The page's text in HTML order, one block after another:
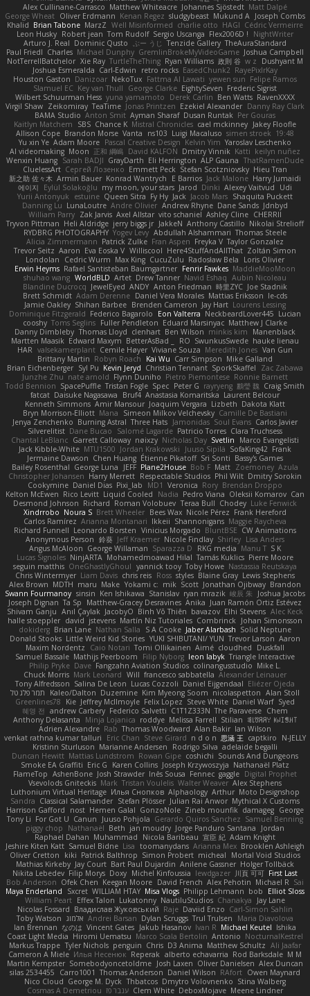
Alex Cullinane-Carrasco Matthew Whiteacre Johannes Sjöstedt Matt Dalpé
George Wheat Oliver Erdmann Kenan Regez sludgybeast Mukund A
Joseph Combs
Khalid Brian Tabone MarzZ Well Misinformed charlie otto HAGI Cédric Vermeirre
Leon Husky Robert jean Tom Rudolf Sergio Uscanga Flex2006D !
NightWriter
Arturo J. Real Dominic Qusto ぶー うじ Tenzide Gallery TheAuraStandard
Paul Friedl Charles Michael Dunphy GremlinBrokeMyVideoGame Joshua Campbell
NotTerrellBatchelor Xie Ray TurtleTheThing Ryan Williams 政則 谷 w z
Dushyant M
Joshua Esmeralda Carl-Edwin retro rocks EasedChunk2 RayePixlrKay
Houston Gaston Danizoar NekoTux Fattma Al Lawati yewen sun Felipe Ramos
Slamuel EC Key van Thull George Clarke EightySeven Frederic Sigrist
Wilbert Schuurman Hess yuna yamamoto Derek Carlin Ben Watts RavenXXXX
Virgil Shaw Zeikomiray TeaTime Jonas Printzen Ezekiel Alexander Danny Ray Clark
BAMA Studio Anton Smit Ayman Sharaf Dusan Runtak Per Gouras
Kaitlyn Matchem
SBS Chance K Mistral Chronicles cael mckinney Jakey Floofle
Allison Cope Brandon Morse Vanta ns103 Luigi Macaluso simen stroek 19:48
Yu xin Ye Adam Moore Pascal Creative Design Kelvin Yim Yaroslav Leschenko
AI videomaking Moon 正和 綱嶋 David KALFON Dmitry Vinnik Katti keilyn nuñez
Wenxin Huang Sarah BADJI GrayDarth Eli Herrington ALP Gauna ThatRamenDude
CluelessArt Cергей Лозенко Emmett Peck Stefan Scotzniovsky Hieu Tran
新之助 佐々木 Armin Bauer Konrad Wantrych E Barrios Jack Malone Harry Jumaidi
에이지
Eylül Solakoğlu my moon, your stars Jarod Dinki Alexey Vaitvud
Udi
Yurii Antonyuk
estuine Queen Sitra Fy Hy Jack Jacob Mars Shaquita Puckett
Danning Lu LunaLoutre Andre Olivier Andrew Rhyne Dane Sands Jdnbyd
William Parry Zak Jarvis Axel Allstar vito schaniel Ashley Cline CHERRII
Tryvon Pittman Heli Aldridge jerry biggs jr JakkeN Anthony Castillo Nikolai Strelioff
RYDBRG PHOTOGRAPHY Yogev Levy Abdullah Alshammari Thomas Steele
Alicia Zimmermann Patrick Zulke Fran Aspen Freyka V Taylor Gonzalez
Trevor Seitz Aaron Eva Eoska V Williscool Here4StuffAndAllThat Zoltán Simon
Londolan
Cedric Wurm Max King CucuZulu Radosław Bela
Loris Olivier
Erwin Heyms Rafael Santisteban Baumgartner Fenrir Fawkes MaddieMooMoon
shuhao wang WorldBLD Artet Drew Tanner Navid Eshaq Aubin Nicoleau
Blandine Ducrocq JewelEyed ANDY Anton Friedman 時里ZYC Joe Stadnik
Brett Schmidt Adam Derenne Daniel Vera Morales Mattias Eriksson le-cds
Jamie Oakley Shihan Barbee Brenden Cameron Jay Hart Lourens Lessing
Dominique Fitzgerald Federico Bagarolo Eon Valterra NeckbeardLover445 Lucian
cooshy Toms Seglins Fuller Pendleton Eduard Marsinyac Matthew J Clarke
Danny Dimbleby Thomas Lloyd clenhart Ben Wilson minkis kim
Manenblack
Martten Maasik Edward Maxym BetterAsBad _ RO SwunkusSwede hauke lienau
HAR valsekamerplant Cemile Høyer Viviane Souza Meredith Jones Van Gun
Brittany Martin Robyn Roach Kai Wu Carr Simpson Mike Galland
Brian Eichenberger Syl Pu Kevin Jeryd Christian Tennant SporkSkaffel
Zac Zabawa
Junzhe Zhu nate arnold Flynn Duniho Pietro Piemontese Ronnie Barnett
Todd Bennion SpacePuffle Tristan Fogle Spec Peter G rayryeng 鸝瑩 魏 Craig Smith
fatcat Daisuke Nagasawa Bruf4 Anastasia Komaritska Laurent Belcour
Kenneth Simmons Amir Mansour Joaquim Vergara Lizbeth Dakota Klatt
Bryn Morrison-Elliott Mana Simeon Milkov Velchevsky Camille De Bastiani
Jenya Zenchenko Burning Astral Three Hats Jamonidas Soul Evans Carlos Javier
Silverelitist Dane Bucao Salomé Lagarde Patricio Torres Clara Truchsess
Chantal LeBlanc Garrett Calloway nøixzy Nicholas Day Svetlin
Marco Evangelisti
Jack Kibble-White MTU1500 Jordan Krakowski Juuso Sipilä SofaKing42 Frank
Jermaine Dawson Chen Huang Étienne Pikatoff Sri Sonti Bassy's Games
Bailey Rosenthal George Luna JEFF Plane2House Bob F Matt Zoemoney Azula
Christopher Johansen Harry Merrett Respectable Studios Phil Wilt Dmitry Sorokin
Cookymine Daniel Dias Pixi_lab MD1 Veronica Rory Brendan Droppo
Kelton McEwen Rico Levitt Liquid Cooled Nadia Pedro Viana Oleksii Komarov Can
Desmond Johnson Richard Roman Volobuev Teraa Bull Chodey Luke Fenwick
Xindrrobo Noura S Brett Wheeler Bees Wax Nicole Pérez Frank Hereford
Carlos Ramírez Arianna Montanari Ikkeii Shannonigans Maggie Raycheva
Richard Funnell Leonardo Borsten Vinicius Morgado BluntBSE CW Animations
Anonymous Person 鈴葵 Jeff Kraemer Nicole Findlay Shirley Lisa Anders
Angus McAloon George Willaman Sparazza D RKG media Manu T S K
Lucas Signoles NinjARTA Mohamedmoawad Hilal Tamás Kuklics Pierre Moore
seguin matthis OneGhastlyGhoul yannick tooy Toby Howe Nastassia Reutskaya
Chris Wintermyer Liam Davis chris reis Ross styles Blaine Gray Lewis Stephens
Alex Brown MDTH maru Make Yokami c: mik Scott Jonathan Ojibway Brandon
Swann Fourmanoy sinsin Ken Ishikawa Stanislav ryan mrazik 峻辰 朱
Joshua Jacobs
Joseph Dignan Ta Sp Matthew-Gracey Desravines Anika Juan Ramón Ortiz Estévez
Shivam Ganju Anıl Çaylak JacobyO Bình Võ Thiên bavazov Elhi Stevens Alec Keck
halle stoeppler david jstevens Martín Niz Tutoriales Combrinck
Johan Simonsson
dokiderg Brian Lane Nathan Salla S A Cooke Jaber Alarbash Solid Neptune
Donald Stooks Little Weird Kid Stories YUKI SHIBUTANI/ YUN Trevor Larson Aaron
Maxim Nordentz
Caio Notari Tomi Ollikainen Aimé cloudhed
Duskfall
Samuel Bassale Mathijs Peerboom Filip Nyborg leon labyk Triangle Interactive
Philip Pryke Dave Fangzahn Aviation Studios colinangusstudio Mike L.
Chuck Morris Mark Leonard Will francesco sabbatella Alexander Leinauer
Tony Alfredsson Salina De Leon Lucas Cozzoli Daniel Eijgendaal Eliézer Ojeda
תמר פלג טל
Kaleo/Dalton Duzemine Kim Myeong Soom nicolaspetton Alan Stoll
Greenlines78
Kie Jeffrey McIlmoyle Felix Lopez Steve White Daniel Warf Syed
혜영 전 andrew Carbery Federico Salvetti C1T1Z333N The Paraverse Chem
Anthony Delasanta
Minja Lojanica roddye Melissa Farrell Stilian ꌃ꒒ꀎꋪꋪꌩ ꀘꈤꀤꁅꃅ꓄
Adrien Alexandre Rab Thomas Woodward Alan Bakir Ian Wilson
venkat rathna kumar talluri
Eric Chan Steve Girard n d o n 思涵 王 captkiro
N-JELLY
Kristinn Sturluson Marianne Andersen Rodrigo Silva adelaide begalli
Duncan Hewitt Mattias Lundstrom Rowan Gipe coshichi Sounds And Dungeons
Smoke EA Graffiti Eric G Karen Collins Joseph Krzywoszyja Nathanaël Platz
FlameTop AshenBone Josh Strawder Inês Sousa Fennec gaggle Digital Prophet
Vsevolods Gniteckis Mark Tristan Voulelis Walter Weaver Alex Stephens
Luthonium Virtual Heritage Илья Снопков Alphaology Arthur Moto Designshop
Sandra Classical Salamander Stefan Plösser Julian Rai Anwor Mythical X Customs
Harrison Gafford
nost Hemen Galal GonzoNole Zineb mounfik damageg George
Tony Li For Got U Canun Juuso Pohjola Gerardo Quiros Sanchez Samuel Benning
piggy chop
Nathanaël Beth jan moudry Jorge Panduro Santana
Jordan
Raphael Dahan Muhammad Nicola Baribeau 宣臣 紀 Adam Knight
Jeshire Kiten Katt Samuel Bidne Lisa toomanydans Arianna Mex Brooklen Ashleigh
Oliver Cretton
kiki Patrick Balthrop Simon Probert micheal
Mortal Void Studios
Mathias Kirkeby Jay Court Bart Paul Dujardin Anilene Gassner Holger Tollbäck
Nikita Lebedev Filip Morys Doxy Michel Kinfoussia lewdgazer 川頁 可可 First Last
Bob Anderson Ofek Chen Keegan Moore David French Alex Pehotin Michael R Sai
Maya Enderland
Sxcret WILLIAM HTAY Misa Vlogs Philipp Lehmann bob
Elliot Sloss
William Peart Effex Talon Lukatonny NautiluStudios Chanakya
Jay Lane
Nicolas Fossard Владислав Жуковський Raje Daviid Enzo Carl-Simon Sahlin
Toby Watson אלמוג Andrei Barsan Dylan Scruggs Trul Trulsen
Maria Diavolova
Ian Brennan なのは Vincent Gates Jakub Hasanov Ivan R Michael Keutel Ishika
Coast Light Media Hiromi Uematsu Marco Scala Bertolin Antonio NocturnalKestrel
Markus Trappe Tyler Nichols penguin Chris D3 Anima Matthew Schultz Ali Jaafar
Cameron A Miele Илья Несенюк Reperak alberto echavarria Rod Barksdale M M
Martin Kempster Somebodyoncetoldme Josh Laxen Oliver Danielsen Alex Duncan
silas 2534455
Carro1001 Thomas Anderson Daniel Wilson RAfort Owen Maynard
Nico Cloud George M. Dyck Thbatcos Dmytro Volovnenko Stina Walberg
Cosmas A Demetriou ענבר פז Clem White DeboxMojave Meene Lindner